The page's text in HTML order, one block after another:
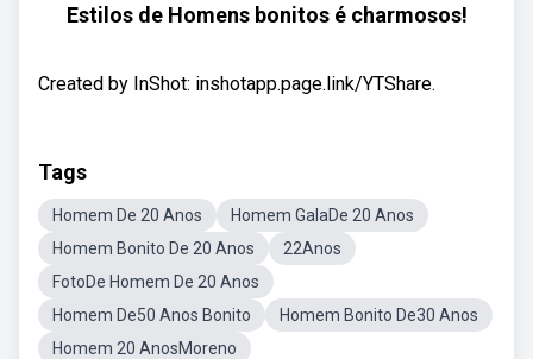
Estilos de Homens bonitos é charmosos!
Created by InShot: inshotapp.page.link/YTShare.
Tags
Homem De 20 Anos
Homem GalaDe 20 Anos
Homem Bonito De 20 Anos
22Anos
FotoDe Homem De 20 Anos
Homem De50 Anos Bonito
Homem Bonito De30 Anos
Homem 20 AnosMoreno